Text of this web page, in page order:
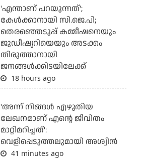
'എന്താണ് പറയുന്നത്';
കേള്‍ക്കാനായി സി.ജെ.പി;
തെരഞ്ഞെടുപ്പ് കമ്മീഷനെയും
ജുഡീഷ്യറിയെയും അടക്കം
തിരുത്താനായി
ജനങ്ങള്‍ക്കിടയിലേക്ക്
18 hours ago
'അന്ന് നിങ്ങള്‍ എഴുതിയ
ലേഖനമാണ് എന്റെ ജീവിതം
മാറ്റിമറിച്ചത്':
വെളിപ്പെടുത്തലുമായി അശ്വിന്‍
41 minutes ago